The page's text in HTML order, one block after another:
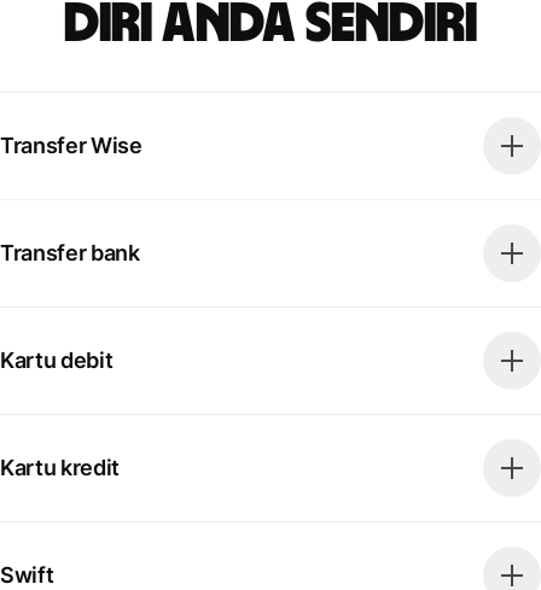
diri Anda sendiri
Transfer Wise
Transfer bank
Kartu debit
Kartu kredit
Swift